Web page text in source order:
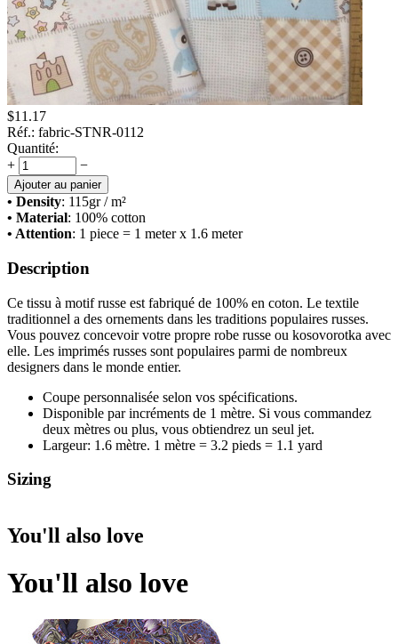
$11.17
Réf.: fabric-STNR-0112
Quantité:
+
−
Ajouter au panier
• Density: 115gr / m²
• Material: 100% cotton
• Attention: 1 piece = 1 meter x 1.6 meter
Description
Ce tissu à motif russe est fabriqué de 100% en coton. Le textile
traditionnel a des ornements dans les traditions populaires russes.
Vous pouvez concevoir votre propre robe russe ou kosovorotka avec
elle. Les imprimés russes sont populaires parmi de nombreux
designers dans le monde entier.
Coupe personnalisée selon vos spécifications.
Disponible par incréments de 1 mètre. Si vous commandez
deux mètres ou plus, vous obtiendrez un seul jet.
Largeur: 1.6 mètre. 1 mètre = 3.2 pieds = 1.1 yard
Sizing
You'll also love
You'll also love